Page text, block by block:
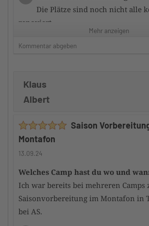
Die Plätze sind noch nicht alle
renoviert
3/5
Zufriedenheit mit dem Hotel
Frühstück ausreichend, aber nicht
Service nett und zuvorkommend und
besser sein.
Würdest du das Camp an andere
Mehr anzeigen
Kommentar abgeben
Klaus
Albert
Saison
Montafon
13.09.24
Welches Camp hast du wo und
Ich war bereits bei mehreren Camps
Saisonvorbereitung im Montafon in
bei AS.